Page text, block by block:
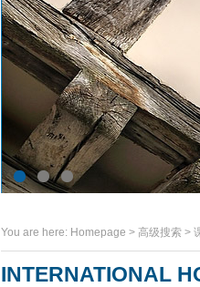
You are here: Homepage > 高级搜索 >
INTERNATIONAL